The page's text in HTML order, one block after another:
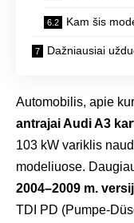
Kam šis
Dažniausiai
Automobilis, apie
antrajai Audi A3
103 kW variklis
modeliuose.
2004–2009 m.
TDI PD (Pumpe-